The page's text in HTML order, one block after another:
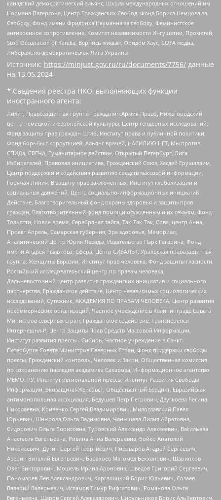
канадский демократический альянс, Школа международных отношений им
Нормана Патерсона, Центр Гражданских Свобод, Фонд Бориса Немцова за
Свободу, Фонд имени Фридриха Науманна за свободу, Феминистское
антивоенное сопротивление, Комитет независимости Ингушетии, Прометей,
Stop Occupation of Karelia, Вернись живым, Фридом Хаус, СОТА медиа,
Либерально-демократическая Лига Украины
Источник: https://minjust.gov.ru/ru/documents/7756/ данные
на 13.05.2024
* Сведения реестра НКО, выполняющих функции
иностранного агента:
Лилит, Правозащитная группа Гражданин.Армия.Право, Нижегородский
центр немецкой и европейской культуры, Центр гендерных исследований,
Фонд защиты прав граждан Штаб, Институт права и публичной политики,
Фонд борьбы с коррупцией, Альянс врачей, НАСИЛИЮ.НЕТ, Мы против
СПИДа, СВЕЧА, Гуманитарное действие, Открытый Петербург, Лига
Избирателей, Правовая инициатива, Гражданский Союз, Хасдей Ерушалаим,
Центр поддержки и содействия развитию средств массовой информации,
Горячая Линия, В защиту прав заключенных, Институт глобализации и
социальных движений, Центр социально-информационных инициатив
Действие, Благотворительный фонд охраны здоровья и защиты прав
граждан, Благотворительный фонд помощи осужденным и их семьям, Фонд
Тольятти, Новое время, Серебряная тайга, Так-Так-Так, Сова, центр Анна,
Проект Апрель, Самарская губерния, Эра здоровья, Мемориал,
Аналитический Центр Юрия Левады, Издательство Парк Гагарина, Фонд
имени Андрея Рылькова, Сфера, Центр СИБАЛЬТ, Уральская правозащитная
группа, Женщины Евразии, Институт прав человека, Фонд защиты гласности,
Российский исследовательский центр по правам человека,
Дальневосточный центр развития гражданских инициатив и социального
партнерства, Гражданское действие, Центр независимых социологических
исследований, Сутяжник, АКАДЕМИЯ ПО ПРАВАМ ЧЕЛОВЕКА, Центр развития
некоммерческих организаций, Частное учреждение в Калининграде Совета
Министров северных стран, Гражданское содействие, Трансперенси
Интернешнл-Р, Центр Защиты Прав Средств Массовой Информации,
Институт развития прессы - Сибирь, Частное учреждение в Санкт-
Петербурге Совета Министров Северных Стран, Фонд поддержки свободы
прессы, Гражданский контроль, Человек и Закон, Общественная комиссия
по сохранению наследия академика Сахарова, Информационное агентство
МЕМО. РУ, Институт региональной прессы, Институт Развития Свободы
Информации, Экозащита!-Женсовет, Общественный вердикт, Евразийская
антимонопольная ассоциация, Бедушев Петр Петрович, Дзугкоева Регина
Николаевна, Кривенко Сергей Владимирович, Милославский Павел
Юрьевич, Шнырова Ольга Вадимовна, Чанышева Лилия Айратовна,
Сидорович Ольга Борисовна, Туровский Александр Алексеевич, Васильева
Анастасия Евгеньевна, Ривина Анна Валерьевна, Бойко Анатолий
Николаевич, Дугин Сергей Георгиевич, Пивоваров Андрей Сергеевич,
Аверин Виталий Евгеньевич, Барахоев Магомед Бекханович, Шарипков
Олег Викторович, Мошель Ирина Ароновна, Шведов Григорий Сергеевич,
Пономарев Лев Александрович, Каргалицкий Борис Юльевич, Созаев
Валерий Валерьевич, Исламов Тимур Рифгатович, Романова Ольга
Евгеньевна, Щаров Сергей Алексадрович, Цирульников Борис Альбертович,